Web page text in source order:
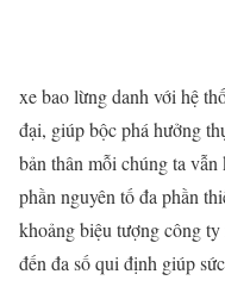
xe bao lừng danh với hệ
đại, giúp bộc phá hưởng
bản thân mỗi chúng ta
phần nguyên tố đa phần
khoảng biệu tượng công
đến đa số qui định giúp